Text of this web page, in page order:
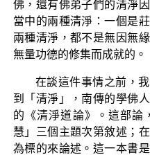
佛，還有佛弟子們的清淨
當中的兩種清淨：一個是
兩種清淨，都不是無因無
無量功德的修集而成就的。
在談這件事情之前，
到「清淨」，南傳的學佛
的《清淨道論》。這部論
慧」三個主題次第敘述；
為標的來論述。這一本書